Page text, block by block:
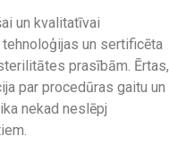
un kvalitatīvai
un sertificēta
prasībām. Ērtas,
par procedūras gaitu un
nekad neslēpj